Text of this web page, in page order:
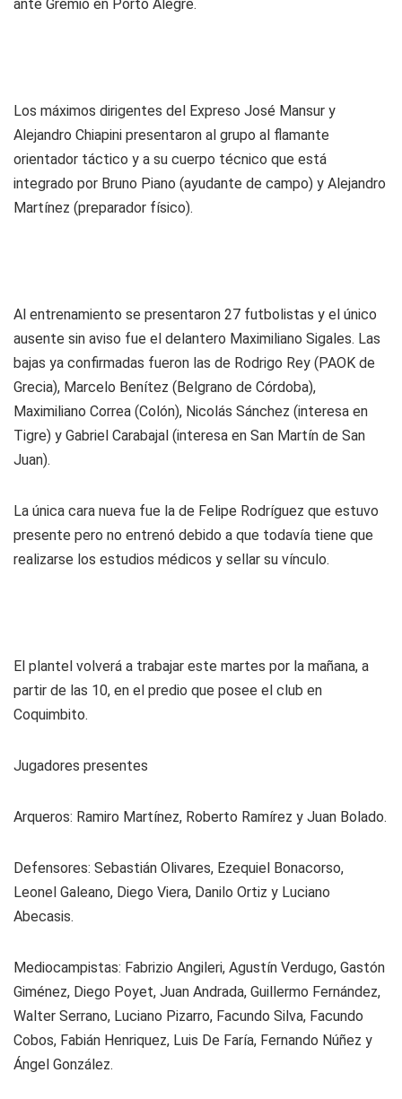
ante Gremio en Porto Alegre.
Los máximos dirigentes del Expreso José Mansur y
Alejandro Chiapini presentaron al grupo al flamante
orientador táctico y a su cuerpo técnico que está
integrado por Bruno Piano (ayudante de campo) y Alejandro
Martínez (preparador físico).
Al entrenamiento se presentaron 27 futbolistas y el único
ausente sin aviso fue el delantero Maximiliano Sigales. Las
bajas ya confirmadas fueron las de Rodrigo Rey (PAOK de
Grecia), Marcelo Benítez (Belgrano de Córdoba),
Maximiliano Correa (Colón), Nicolás Sánchez (interesa en
Tigre) y Gabriel Carabajal (interesa en San Martín de San
Juan).
La única cara nueva fue la de Felipe Rodríguez que estuvo
presente pero no entrenó debido a que todavía tiene que
realizarse los estudios médicos y sellar su vínculo.
El plantel volverá a trabajar este martes por la mañana, a
partir de las 10, en el predio que posee el club en
Coquimbito.
Jugadores presentes
Arqueros: Ramiro Martínez, Roberto Ramírez y Juan Bolado.
Defensores: Sebastián Olivares, Ezequiel Bonacorso,
Leonel Galeano, Diego Viera, Danilo Ortiz y Luciano
Abecasis.
Mediocampistas: Fabrizio Angileri, Agustín Verdugo, Gastón
Giménez, Diego Poyet, Juan Andrada, Guillermo Fernández,
Walter Serrano, Luciano Pizarro, Facundo Silva, Facundo
Cobos, Fabián Henriquez, Luis De Faría, Fernando Núñez y
Ángel González.